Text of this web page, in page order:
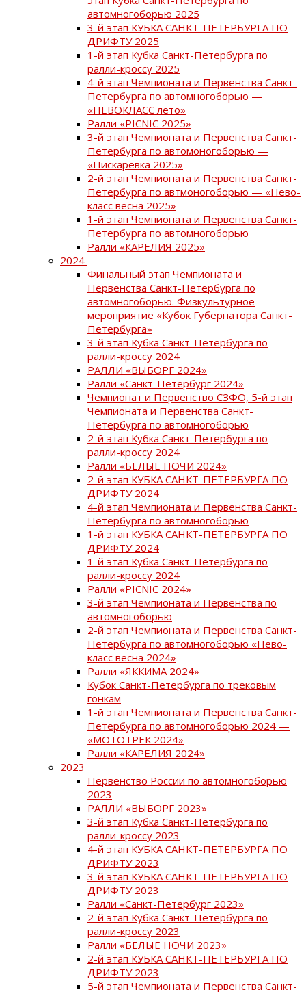
автомногоборью 2025
3-й этап КУБКА САНКТ-ПЕТЕРБУРГА ПО
ДРИФТУ 2025
1-й этап Кубка Санкт-Петербурга по
ралли-кроссу 2025
4-й этап Чемпионата и Первенства Санкт-
Петербурга по автомногоборью —
«НЕВОКЛАСС лето»
Ралли «PICNIC 2025»
3-й этап Чемпионата и Первенства Санкт-
Петербурга по автомоногоборью —
«Пискаревка 2025»
2-й этап Чемпионата и Первенства Санкт-
Петербурга по автмоногоборью — «Нево-
класс весна 2025»
1-й этап Чемпионата и Первенства Санкт-
Петербурга по автомногоборью
Ралли «КАРЕЛИЯ 2025»
2024
Финальный этап Чемпионата и
Первенства Санкт-Петербурга по
автомногоборью. Физкультурное
мероприятие «Кубок Губернатора Санкт-
Петербурга»
3-й этап Кубка Санкт-Петербурга по
ралли-кроссу 2024
РАЛЛИ «ВЫБОРГ 2024»
Ралли «Санкт-Петербург 2024»
Чемпионат и Первенство СЗФО, 5-й этап
Чемпионата и Первенства Санкт-
Петербурга по автомногоборью
2-й этап Кубка Санкт-Петербурга по
ралли-кроссу 2024
Ралли «БЕЛЫЕ НОЧИ 2024»
2-й этап КУБКА САНКТ-ПЕТЕРБУРГА ПО
ДРИФТУ 2024
4-й этап Чемпионата и Первенства Санкт-
Петербурга по автомногоборью
1-й этап КУБКА САНКТ-ПЕТЕРБУРГА ПО
ДРИФТУ 2024
1-й этап Кубка Санкт-Петербурга по
ралли-кроссу 2024
Ралли «PICNIC 2024»
3-й этап Чемпионата и Первенства по
автомногоборью
2-й этап Чемпионата и Первенства Санкт-
Петербурга по автомногоборью «Нево-
класс весна 2024»
Ралли «ЯККИМА 2024»
Кубок Санкт-Петербурга по трековым
гонкам
1-й этап Чемпионата и Первенства Санкт-
Петербурга по автомногоборью 2024 —
«МОТОТРЕК 2024»
Ралли «КАРЕЛИЯ 2024»
2023
Первенство России по автомногоборью
2023
РАЛЛИ «ВЫБОРГ 2023»
3-й этап Кубка Санкт-Петербурга по
ралли-кроссу 2023
4-й этап КУБКА САНКТ-ПЕТЕРБУРГА ПО
ДРИФТУ 2023
3-й этап КУБКА САНКТ-ПЕТЕРБУРГА ПО
ДРИФТУ 2023
Ралли «Санкт-Петербург 2023»
2-й этап Кубка Санкт-Петербурга по
ралли-кроссу 2023
Ралли «БЕЛЫЕ НОЧИ 2023»
2-й этап КУБКА САНКТ-ПЕТЕРБУРГА ПО
ДРИФТУ 2023
5-й этап Чемпионата и Первенства Санкт-